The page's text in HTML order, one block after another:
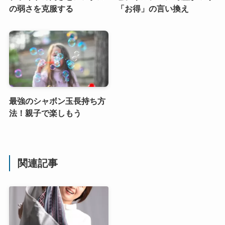
の弱さを克服する
「お得」の言い換え
最強のシャボン玉長持ち方
法！親子で楽しもう
関連記事